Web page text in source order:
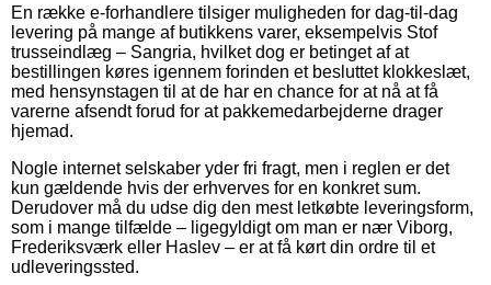
En række e-forhandlere tilsiger muligheden for dag-til-dag
levering på mange af butikkens varer, eksempelvis Stof
trusseindlæg – Sangria, hvilket dog er betinget af at
bestillingen køres igennem forinden et besluttet klokkeslæt,
med hensynstagen til at de har en chance for at nå at få
varerne afsendt forud for at pakkemedarbejderne drager
hjemad.
Nogle internet selskaber yder fri fragt, men i reglen er det
kun gældende hvis der erhverves for en konkret sum.
Derudover må du udse dig den mest letkøbte leveringsform,
som i mange tilfælde – ligegyldigt om man er nær Viborg,
Frederiksværk eller Haslev – er at få kørt din ordre til et
udleveringssted.